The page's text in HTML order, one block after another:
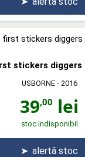
stickers diggers
USBORNE- 2016
39,00 lei
stoc indisponibil
➤ alertă stoc